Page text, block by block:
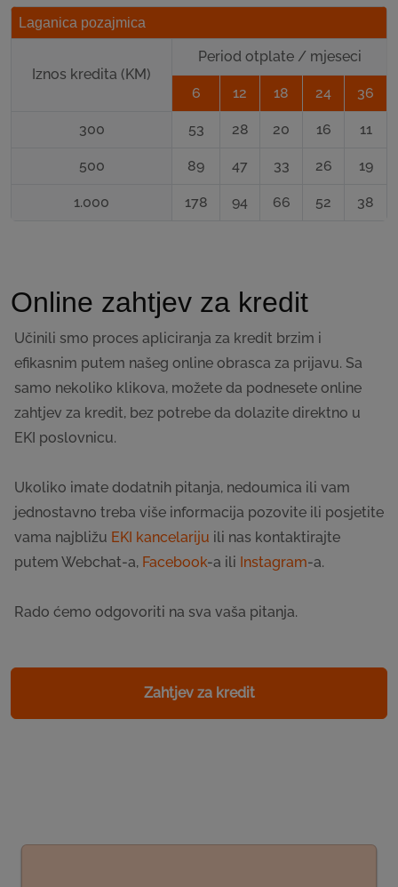
Laganica pozajmica
Iznos kredita (KM)
Period otplate / mjeseci
6 12 18 24 36
300 53 28 20 16 11
500 89 47 33 26 19
1.000 178 94 66 52 38
Online zahtjev za kredit
Učinili smo proces apliciranja za kredit brzim i
efikasnim putem našeg online obrasca za prijavu. Sa
samo nekoliko klikova, možete da podnesete online
zahtjev za kredit, bez potrebe da dolazite direktno u
EKI poslovnicu.
Ukoliko imate dodatnih pitanja, nedoumica ili vam
jednostavno treba više informacija pozovite ili posjetite
vama najbližu EKI kancelariju ili nas kontaktirajte
putem Webchat-a, Facebook-a ili Instagram-a.
Rado ćemo odgovoriti na sva vaša pitanja.
Zahtjev za kredit